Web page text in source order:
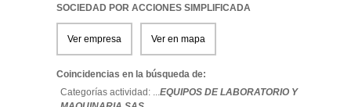
SOCIEDAD POR ACCIONES SIMPLIFICADA
Ver empresa Ver en mapa
Coincidencias en la búsqueda de:
Categorías actividad: ...EQUIPOS DE LABORATORIO Y